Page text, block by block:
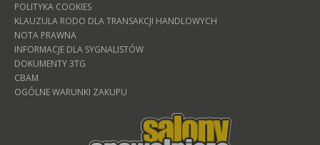
POLITYKA COOKIES
KLAUZULA RODO DLA TRANSAKCJI HANDLOWYCH
NOTA PRAWNA
INFORMACJE DLA SYGNALISTÓW
DOKUMENTY 3TG
CBAM
OGÓLNE WARUNKI ZAKUPU